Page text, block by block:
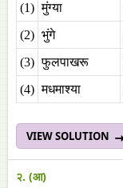
(1) मुंग्या
(2) भुंगे
(3) फुलपाखरू
(4) मधमाश्या
VIEW SOLUTION
२. (आ)